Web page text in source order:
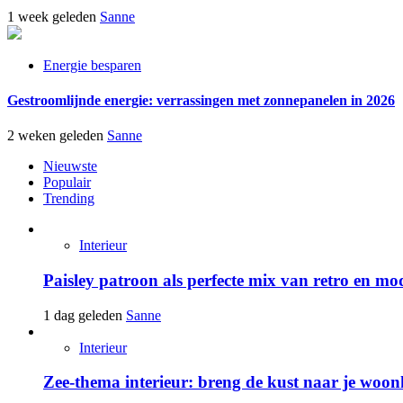
1 week geleden Sanne
Energie besparen
Gestroomlijnde energie: verrassingen met zonnepanelen in 2026
2 weken geleden Sanne
Nieuwste
Populair
Trending
Interieur
Paisley patroon als perfecte mix van retro en
1 dag geleden Sanne
Interieur
Zee-thema interieur: breng de kust naar je